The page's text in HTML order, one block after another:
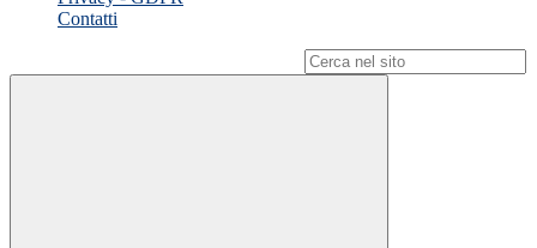
Contatti